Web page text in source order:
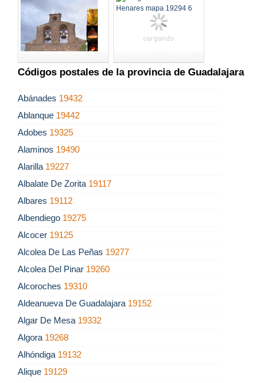
Códigos postales de la provincia de Guadalajara
Abánades 19432
Ablanque 19442
Adobes 19325
Alaminos 19490
Alarilla 19227
Albalate De Zorita 19117
Albares 19112
Albendiego 19275
Alcocer 19125
Alcolea De Las Peñas 19277
Alcolea Del Pinar 19260
Alcoroches 19310
Aldeanueva De Guadalajara 19152
Algar De Mesa 19332
Algora 19268
Alhóndiga 19132
Alique 19129